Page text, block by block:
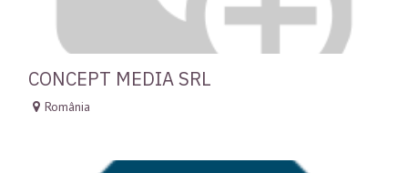
CONCEPT MEDIA SRL
România